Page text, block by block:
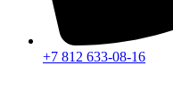
+7 812 633-08-16